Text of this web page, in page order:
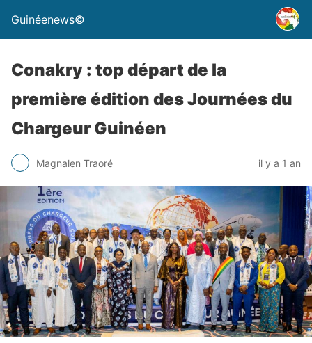
Guinéenews©
Conakry : top départ de la
première édition des Journées du
Chargeur Guinéen
Magnalen Traoré il y a 1 an